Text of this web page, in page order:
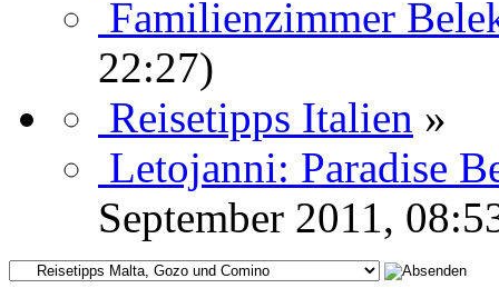
Familienzimmer
22:27)
Reisetipps Italien »
Letojanni: Paradise
September 2011,